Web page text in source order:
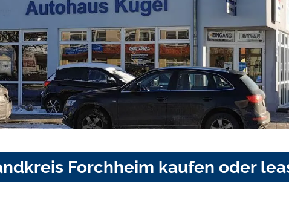
Forchheim kaufen oder